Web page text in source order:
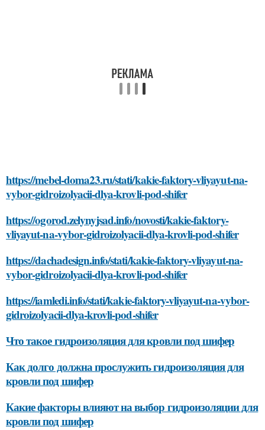
https://mebel-doma23.ru/stati/kakie-faktory-vliyayut-na-
vybor-gidroizolyacii-dlya-krovli-pod-shifer
https://ogorod.zelynyjsad.info/novosti/kakie-faktory-
vliyayut-na-vybor-gidroizolyacii-dlya-krovli-pod-shifer
https://dachadesign.info/stati/kakie-faktory-vliyayut-na-
vybor-gidroizolyacii-dlya-krovli-pod-shifer
https://iamledi.info/stati/kakie-faktory-vliyayut-na-vybor-
gidroizolyacii-dlya-krovli-pod-shifer
Что такое гидроизоляция для кровли под шифер
Как долго должна прослужить гидроизоляция для
кровли под шифер
Какие факторы влияют на выбор гидроизоляции для
кровли под шифер